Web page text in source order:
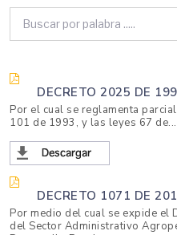
DECRETO 2025 DE
Por el cual se reglamenta
101 de 1993, y las leyes 67 de...
DECRETO 1071 DE
Por medio del cual se expide el
del Sector Administrativo